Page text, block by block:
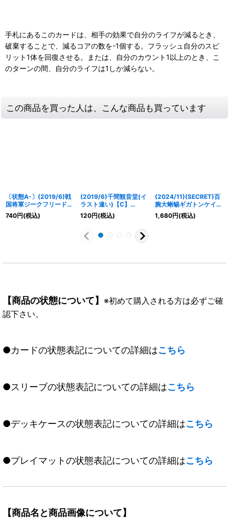
手札にあるこのカードは、相手の効果で自分のライフが減るとき、
破棄することで、減るコアの数を-1個する。フラッシュ自分のスピ
リット1体を回復させる。または、自分のカウント1以上のとき、こ
のターンの間、自分のライフは1しか減らない。
この商品を買った人は、こんな商品も買っています
〔状態A-〕(2019/6)戦
国将軍ジークフリード・
魁(BSC34収録)【X】
{BSC30-X01}《赤》
740円(税込)
(2019/6)千間観音堂(イ
ラスト違い)【C】
{BS31-096}《青》
120円(税込)
(2024/11)(SECRET)百
腕大蜥蜴ギガトンケイル
【NX-SEC】{BS69-
NX01}《赤》
1,680円(税込)
【商品の状態について】 ※初めて購入される方は必ずご確
認下さい。
●カードの状態表記についての詳細はこちら
●スリーブの状態表記についての詳細はこちら
●デッキケースの状態表記についての詳細はこちら
●プレイマットの状態表記についての詳細はこちら
【商品名と商品画像について】